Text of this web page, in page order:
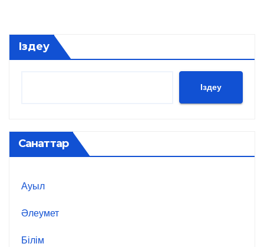
Іздеу
Іздеу
Санаттар
Ауыл
Әлеумет
Білім